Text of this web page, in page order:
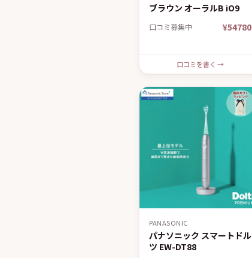
ブラウン オーラルB iO9
口コミ募集中 ¥54780
口コミを書く →
PANASONIC
パナソニック スマートドル
ツ EW-DT88